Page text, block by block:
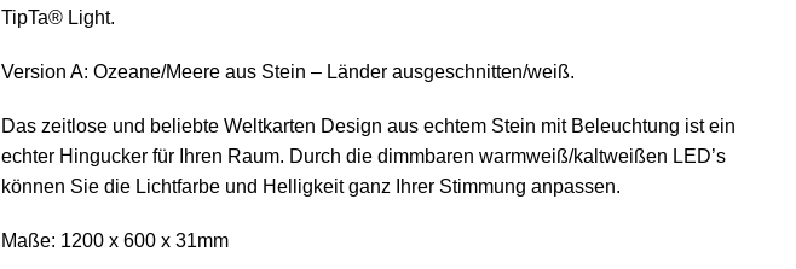
TipTa® Light.
Version A: Ozeane/Meere aus Stein – Länder ausgeschnitten/weiß.
Das zeitlose und beliebte Weltkarten Design aus echtem Stein mit Beleuchtung ist ein
echter Hingucker für Ihren Raum. Durch die dimmbaren warmweiß/kaltweißen LED’s
können Sie die Lichtfarbe und Helligkeit ganz Ihrer Stimmung anpassen.
Maße: 1200 x 600 x 31mm